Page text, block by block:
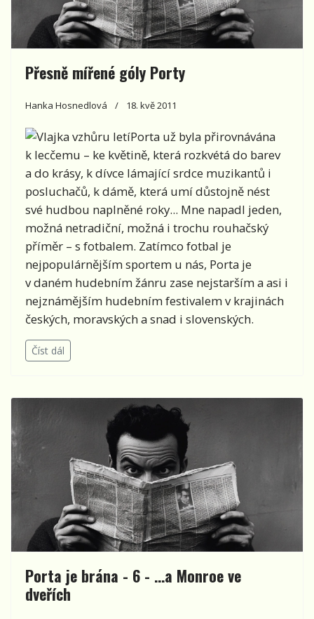
Přesně mířené góly Porty
Hanka Hosnedlová 18. kvě 2011
Porta už byla přirovnávána
k lecčemu – ke květině, která rozkvétá do barev
a do krásy, k dívce lámající srdce muzikantů i
posluchačů, k dámě, která umí důstojně nést
své hudbou naplněné roky... Mne napadl jeden,
možná netradiční, možná i trochu rouhačský
příměr – s fotbalem. Zatímco fotbal je
nejpopulárnějším sportem u nás, Porta je
v daném hudebním žánru zase nejstarším a asi i
nejznámějším hudebním festivalem v krajinách
českých, moravských a snad i slovenských.
Číst dál
Porta je brána - 6 - …a Monroe ve
dveřích